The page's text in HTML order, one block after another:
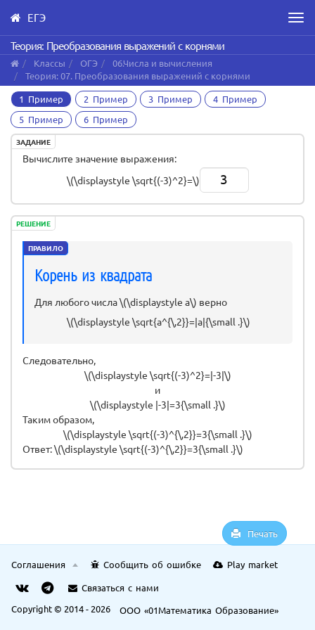
Skip
to
main
content
ЕГЭ
Теория: Преобразования выражений с корнями
Классы ОГЭ
06.Числа и вычисления
Теория: 07. Преобразования выражений с корнями
Печать
1 Пример 2 Пример 3 Пример
4 Пример
5 Пример
6 Пример
ЗАДАНИЕ
Вычислите значение выражения:
\(\displaystyle \sqrt{(-3)^2}=\)
3
РЕШЕНИЕ
ПРАВИЛО
Корень из квадрата
Для любого числа \(\displaystyle a\) верно
\(\displaystyle \sqrt{a^{\,2}}=|a|{\small .}\)
Следовательно,
\(\displaystyle \sqrt{(-3)^2}=|-3|\)
и
\(\displaystyle |-3|=3{\small .}\)
Таким образом,
\(\displaystyle \sqrt{(-3)^{\,2}}=3{\small .}\)
Ответ: \(\displaystyle \sqrt{(-3)^{\,2}}=3{\small .}\)
Соглашения Сообщить об ошибке
Play market
Связаться с нами
Copyright © 2014 - 2026
ООО «01Математика Образование»